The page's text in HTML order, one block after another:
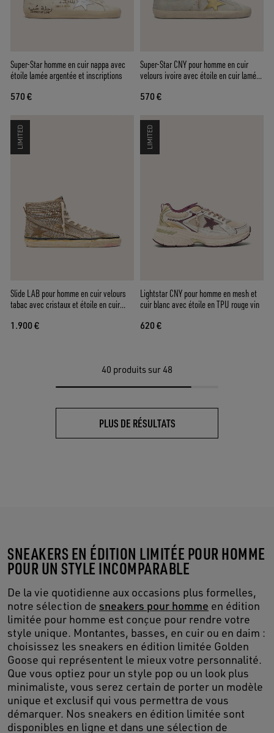
Super-Star homme en cuir nappa avec
étoile lamée argentée et inscriptions
570 €
Super-Star CNY pour homme en cuir
velours ivoire avec étoile en cuir lamé
570 €
LIMITED
Slide LAB pour homme en cuir velours
tabac avec cristaux et étoile en cuir
1.900 €
LIMITED
Lightstar CNY pour homme en mesh et
cuir blanc avec étoile en TPU rouge vin
620 €
40 produits sur 48
PLUS DE RÉSULTATS
SNEAKERS EN ÉDITION LIMITÉE POUR HOMME
POUR UN STYLE INCOMPARABLE
De la vie quotidienne aux occasions plus formelles,
notre sélection de sneakers pour homme en édition
limitée pour homme est conçue pour rendre votre
style unique. Montantes, basses, en cuir ou en daim :
choisissez les sneakers en édition limitée Golden
Goose qui représentent le mieux votre personnalité.
Que vous optiez pour un style pop ou un look plus
minimaliste, vous serez certain de porter un modèle
unique et exclusif qui vous permettra de vous
démarquer. Nos sneakers en édition limitée sont
disponibles en ligne et dans une sélection de